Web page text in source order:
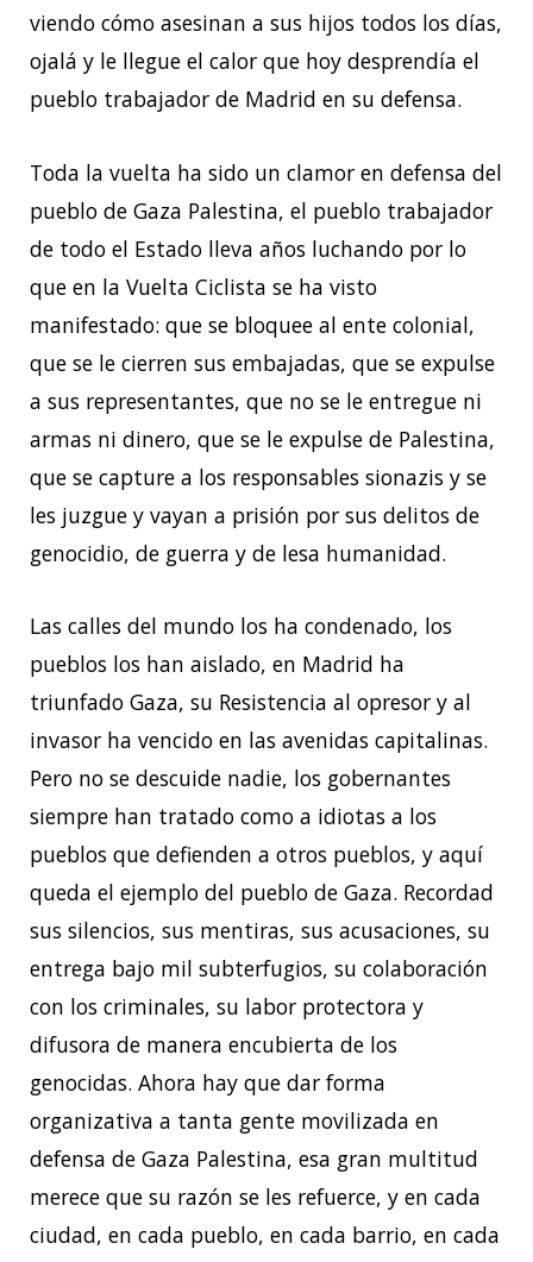
viendo cómo asesinan a sus hijos todos los días,
ojalá y le llegue el calor que hoy desprendía el
pueblo trabajador de Madrid en su defensa.
Toda la vuelta ha sido un clamor en defensa del
pueblo de Gaza Palestina, el pueblo trabajador
de todo el Estado lleva años luchando por lo
que en la Vuelta Ciclista se ha visto
manifestado: que se bloquee al ente colonial,
que se le cierren sus embajadas, que se expulse
a sus representantes, que no se le entregue ni
armas ni dinero, que se le expulse de Palestina,
que se capture a los responsables sionazis y se
les juzgue y vayan a prisión por sus delitos de
genocidio, de guerra y de lesa humanidad.
Las calles del mundo los ha condenado, los
pueblos los han aislado, en Madrid ha
triunfado Gaza, su Resistencia al opresor y al
invasor ha vencido en las avenidas capitalinas.
Pero no se descuide nadie, los gobernantes
siempre han tratado como a idiotas a los
pueblos que defienden a otros pueblos, y aquí
queda el ejemplo del pueblo de Gaza. Recordad
sus silencios, sus mentiras, sus acusaciones, su
entrega bajo mil subterfugios, su colaboración
con los criminales, su labor protectora y
difusora de manera encubierta de los
genocidas. Ahora hay que dar forma
organizativa a tanta gente movilizada en
defensa de Gaza Palestina, esa gran multitud
merece que su razón se les refuerce, y en cada
ciudad, en cada pueblo, en cada barrio, en cada